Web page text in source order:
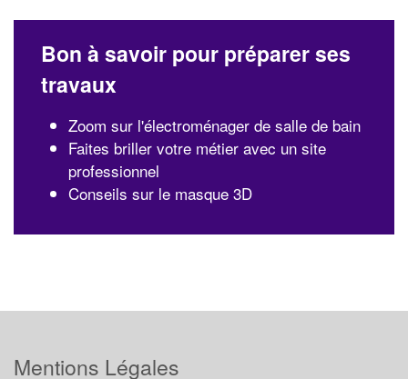
Bon à savoir pour préparer ses
travaux
Zoom sur l'électroménager de salle de bain
Faites briller votre métier avec un site
professionnel
Conseils sur le masque 3D
Mentions Légales